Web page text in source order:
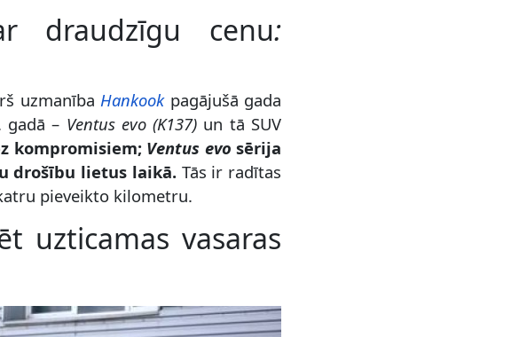
draudzīgu cenu:
uzmanība Hankookpagājušā gada
gadā – Ventus evo (K137) un tā SUV
kompromisiem; Ventus evo sērija
drošību lietus laikā.Tās ir radītas
pieveikto kilometru.
uzticamas vasaras